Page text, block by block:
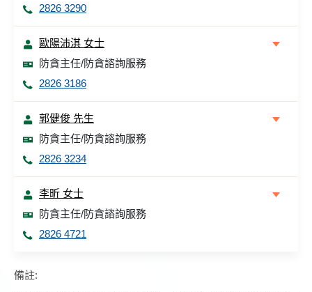
2826 3290
歐陽沛淇 女士
防貪主任/防貪諮詢服務
2826 3186
郭健俊 先生
防貪主任/防貪諮詢服務
2826 3234
李昕 女士
防貪主任/防貪諮詢服務
2826 4721
備註: